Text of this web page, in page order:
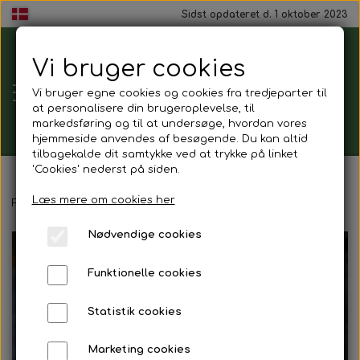
Sidst opdateret d. 1 oktober 2023
Tårnborg
Forsamlingshus
Gavekort
Mad ud af huset
Mindestund
Forside Mad ud af huset Sandwich
Vi bruger cookies
Vi bruger egne cookies og cookies fra tredjeparter til
at personalisere din brugeroplevelse, til
markedsføring og til at undersøge, hvordan vores
hjemmeside anvendes af besøgende. Du kan altid
tilbagekalde dit samtykke ved at trykke på linket
'Cookies' nederst på siden.
Læs mere om cookies her
Nødvendige cookies
Funktionelle cookies
Statistik cookies
Marketing cookies